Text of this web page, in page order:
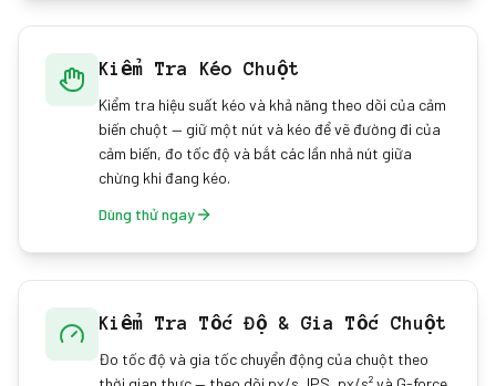
Kiểm Tra Kéo Chuột
Kiểm tra hiệu suất kéo và khả năng theo dõi của cảm
biến chuột — giữ một nút và kéo để vẽ đường đi của
cảm biến, đo tốc độ và bắt các lần nhả nút giữa
chừng khi đang kéo.
Dùng thử ngay
Kiểm Tra Tốc Độ & Gia Tốc Chuột
Đo tốc độ và gia tốc chuyển động của chuột theo